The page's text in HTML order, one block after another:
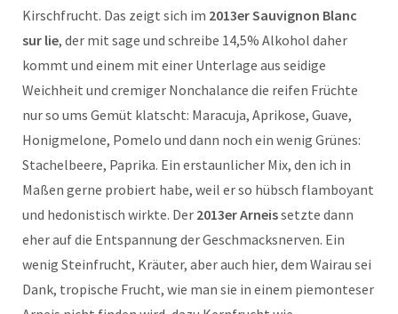
Kirschfrucht. Das zeigt sich im 2013er Sauvignon Blanc
sur lie, der mit sage und schreibe 14,5% Alkohol daher
kommt und einem mit einer Unterlage aus seidige
Weichheit und cremiger Nonchalance die reifen Früchte
nur so ums Gemüt klatscht: Maracuja, Aprikose, Guave,
Honigmelone, Pomelo und dann noch ein wenig Grünes:
Stachelbeere, Paprika. Ein erstaunlicher Mix, den ich in
Maßen gerne probiert habe, weil er so hübsch flamboyant
und hedonistisch wirkte. Der 2013er Arneissetzte dann
eher auf die Entspannung der Geschmacksnerven. Ein
wenig Steinfrucht, Kräuter, aber auch hier, dem Wairau sei
Dank, tropische Frucht, wie man sie in einem piemonteser